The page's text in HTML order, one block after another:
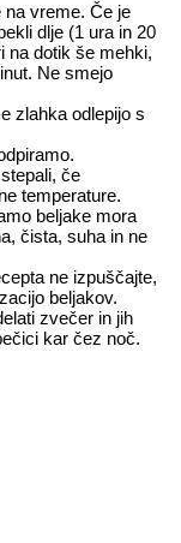
vreme. Če je
dlje (1 ura in 20
na dotik še mehki,
Ne smejo
zlahka odlepijo s
če
temperature.
beljake mora
čista, suha in ne
ne izpuščajte,
beljakov.
zvečer in jih
kar čez noč.